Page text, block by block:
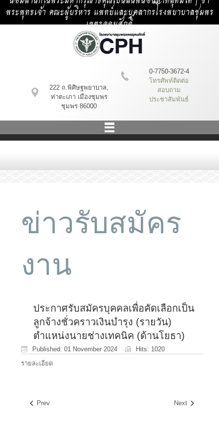
พระพุทธเจ้า คณะผู้บริหาร แพทย์และบุคลากรโรงพยาบาลชุมพร
เขตรอุดมศักดิ์
222 ถ.พิศิษฐพยาบาล,
ท่าตะเภา เมืองชุมพร
ชุมพร 86000
0-7750-3672-4
โทรศัพท์ติดต่อ
สอบถาม
ประชาสัมพันธ์
ข่าวรับสมัคร
งาน
ประกาศรับสมัครบุคคลเพื่อคัดเลือกเป็น
ลูกจ้างชั่วคราวเงินบำรุง (รายวัน)
ตำแหน่งนายช่างเทคนิค (ด้านโยธา)
Published: 01 November 2024
Hits: 1020
รายละเอียด
Prev Next